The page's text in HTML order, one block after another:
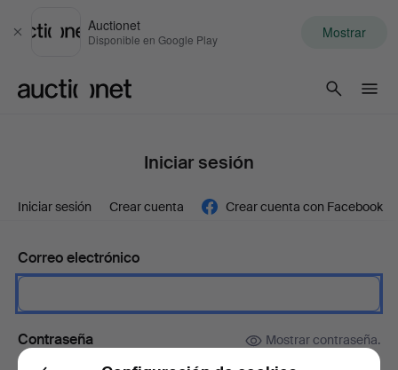
Cerrar
Auctionet
Disponible en Google Play Mostrar
Iniciar sesión
Iniciar sesión Crear cuenta Crear cuenta con Facebook
Correo electrónico
Contraseña Mostrar contraseña.